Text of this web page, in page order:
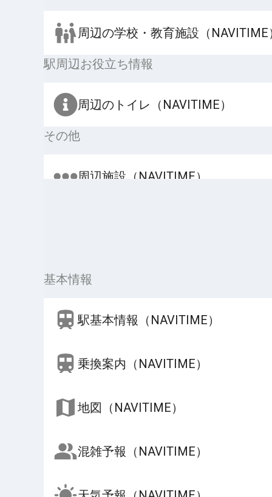
周辺の学校・教育施設（NAVITIME
駅周辺お役立ち情報
周辺のトイレ（NAVITIME）
その他
周辺施設（NAVITIME）
基本情報
駅基本情報（NAVITIME）
乗換案内（NAVITIME）
地図（NAVITIME）
混雑予報（NAVITIME）